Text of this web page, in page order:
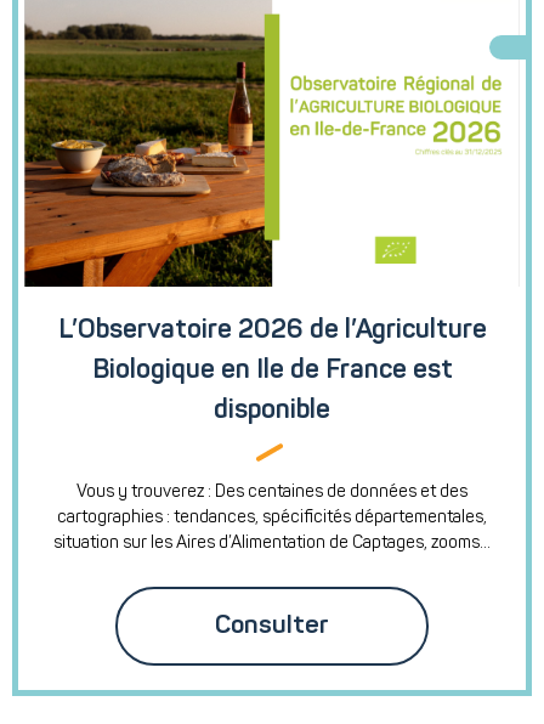
L’Observatoire 2026 de l’Agriculture
Biologique en Ile de France est
disponible
Vous y trouverez : Des centaines de données et des
cartographies : tendances, spécificités départementales,
situation sur les Aires d’Alimentation de Captages, zooms...
Consulter